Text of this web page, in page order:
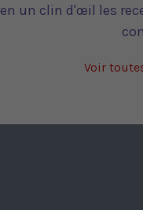
en un clin d'œil les
Voir